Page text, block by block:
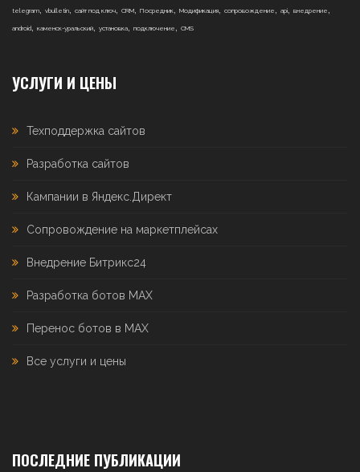
telegram, vbulletin, сайт под ключ, CRM, Посредник, Модификация, сопровождение , api, внедрение ,
android, каменск-уральский, установка, подключение , CMS
УСЛУГИ И ЦЕНЫ
Техподдержка сайтов
Разработка сайтов
Кампании в Яндекс.Директ
Сопровождение на маркетплейсах
Внедрение Битрикс24
Разработка ботов MAX
Перенос ботов в MAX
Все услуги и цены
ПОСЛЕДНИЕ ПУБЛИКАЦИИ